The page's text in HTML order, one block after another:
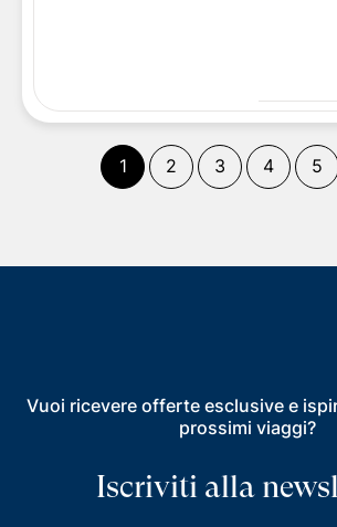
1( corrente)
2 3 4 5
Vuoi ricevere offerte esclusive e
prossimi viaggi?
Iscriviti alla